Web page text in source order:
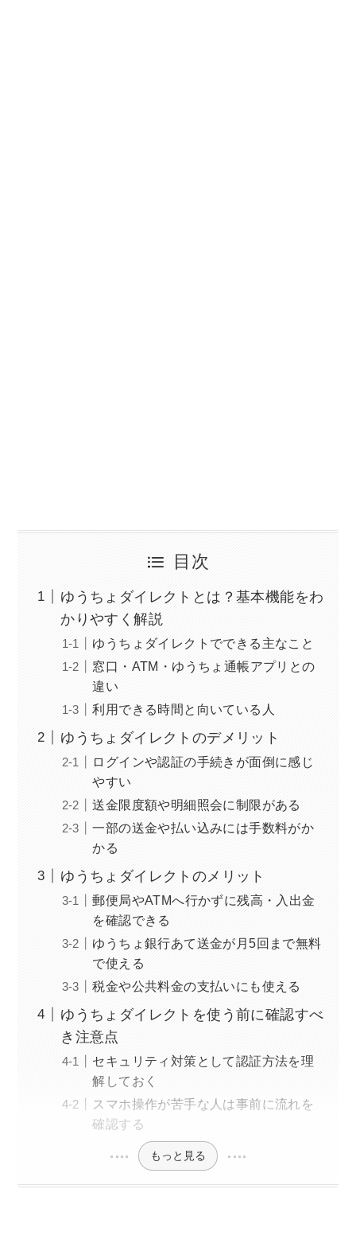
目次
ゆうちょダイレクトとは？基本機能をわ
かりやすく解説
ゆうちょダイレクトでできる主なこと
窓口・ATM・ゆうちょ通帳アプリとの
違い
利用できる時間と向いている人
ゆうちょダイレクトのデメリット
ログインや認証の手続きが面倒に感じ
やすい
送金限度額や明細照会に制限がある
一部の送金や払い込みには手数料がか
かる
ゆうちょダイレクトのメリット
郵便局やATMへ行かずに残高・入出金
を確認できる
ゆうちょ銀行あて送金が月5回まで無料
で使える
税金や公共料金の支払いにも使える
ゆうちょダイレクトを使う前に確認すべ
き注意点
セキュリティ対策として認証方法を理
解しておく
スマホ操作が苦手な人は事前に流れを
確認する
もっと見る